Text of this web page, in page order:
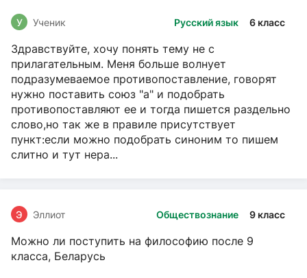
Русский язык 6 класс
У Ученик
Здравствуйте, хочу понять тему не с
прилагательным. Меня больше волнует
подразумеваемое противопоставление, говорят
нужно поставить союз "а" и подобрать
противопоставляют ее и тогда пишется раздельно
слово,но так же в правиле присутствует
пункт:если можно подобрать синоним то пишем
слитно и тут нера...
Обществознание 9 класс
Э Эллиот
Можно ли поступить на философию после 9
класса, Беларусь